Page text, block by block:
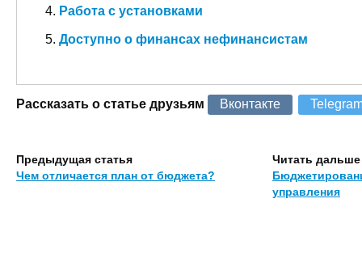
Работа с установками
Доступно о финансах нефинансистам
Рассказать о статье друзьям Вконтакте
Предыдущая статья
Чем отличается план от бюджета?
Читать дальше
управления